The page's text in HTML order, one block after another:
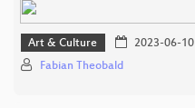
Art & Culture 2023-06-10
Fabian Theobald